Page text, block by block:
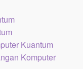
Kuantum
Komputer